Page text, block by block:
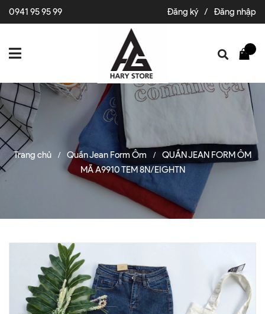
0941 95 95 99 Đăng ký / Đăng nhập
Trang chủ / Quần Jean Form Ôm /
QUẦN JEAN FORM ÔM
MÃ A9910 TEM 8N/EIGHTN